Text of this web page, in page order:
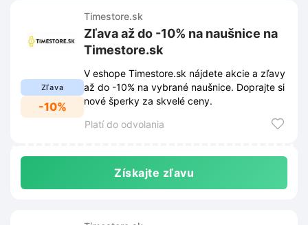
Zľava
-10%
Timestore.sk
Zľava až do -10% na naušnice na
Timestore.sk
V eshope Timestore.sk nájdete akcie a zľavy
až do -10% na vybrané naušnice. Doprajte si
nové šperky za skvelé ceny.
Platí do odvolania
Získajte zľavu